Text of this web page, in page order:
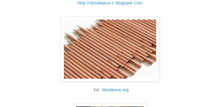
http://dziubejsucz.blogspot.com
fot. blosilesia.org